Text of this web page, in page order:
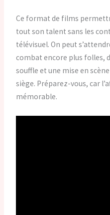
Ce format de films
tout son talent sans les
télévisuel. On peut
combat encore plus folles,
souffle et une mise en
siège. Préparez-vous, car
mémorable.